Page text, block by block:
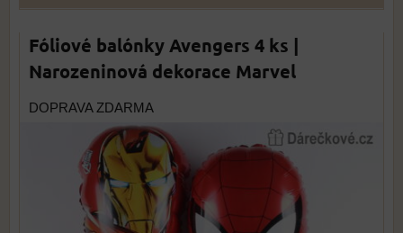
Fóliové balónky Avengers 4 ks |
Narozeninová dekorace Marvel
DOPRAVA ZDARMA